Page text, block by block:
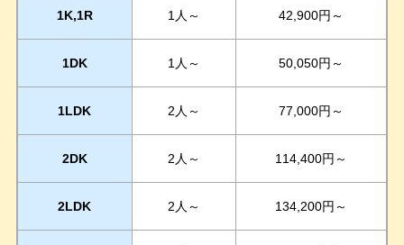
1K,1R 1人～ 42,900円～
1DK 1人～ 50,050円～
1LDK 2人～ 77,000円～
2DK 2人～ 114,400円～
2LDK 2人～ 134,200円～